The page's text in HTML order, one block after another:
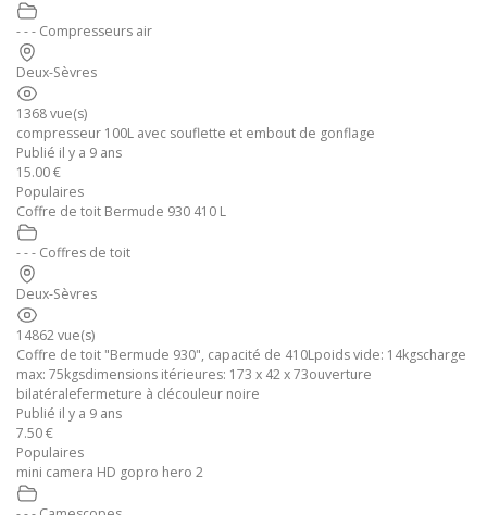
- - - Compresseurs air
Deux-Sèvres
1368 vue(s)
compresseur 100L avec souflette et embout de gonflage
Publié il y a 9 ans
15.00 €
Populaires
Coffre de toit Bermude 930 410 L
- - - Coffres de toit
Deux-Sèvres
14862 vue(s)
Coffre de toit "Bermude 930", capacité de 410Lpoids vide: 14kgscharge
max: 75kgsdimensions itérieures: 173 x 42 x 73ouverture
bilatéralefermeture à clécouleur noire
Publié il y a 9 ans
7.50 €
Populaires
mini camera HD gopro hero 2